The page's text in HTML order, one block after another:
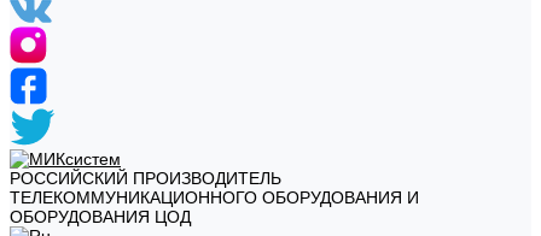
РОССИЙСКИЙ ПРОИЗВОДИТЕЛЬ
ТЕЛЕКОММУНИКАЦИОННОГО ОБОРУДОВАНИЯ И
ОБОРУДОВАНИЯ ЦОД